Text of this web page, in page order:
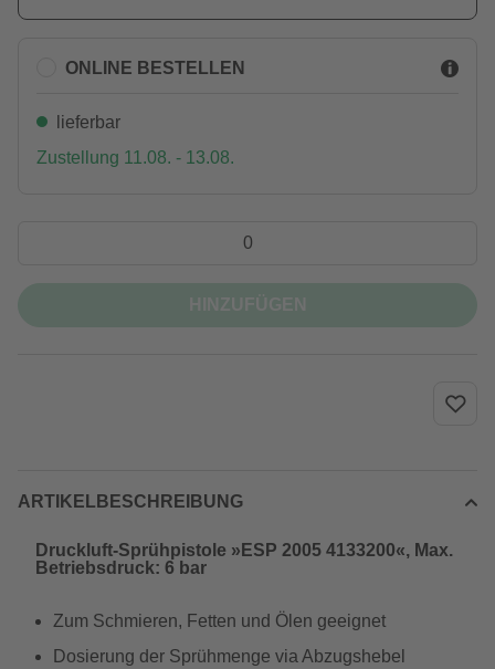
ONLINE BESTELLEN
lieferbar
Zustellung 11.08. - 13.08.
ARTIKELBESCHREIBUNG
Druckluft-Sprühpistole »ESP 2005 4133200«, Max.
Betriebsdruck: 6 bar
Zum Schmieren, Fetten und Ölen geeignet
Dosierung der Sprühmenge via Abzugshebel